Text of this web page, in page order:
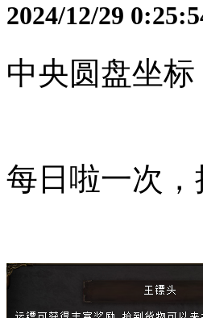
2024/12/29
中央圆盘坐标
每日啦一次，